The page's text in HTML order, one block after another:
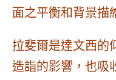
面之平衡和背景描
拉斐爾是達文西的
造詣的影響，也吸